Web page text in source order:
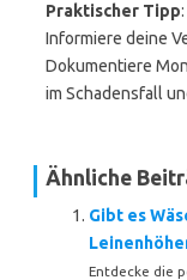
Praktischer Tipp
Informiere deine
Dokumentiere
im Schadensfall
Ähnliche
Gibt es
Entdecke die